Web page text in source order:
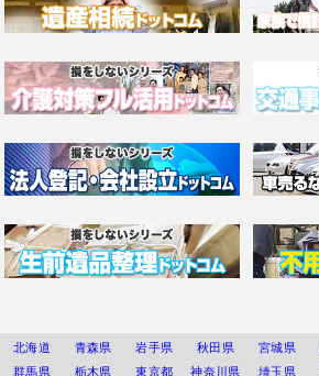
北海道 青森県 岩手県 秋田県 宮城県
群馬県
栃木県 東京都 神奈川県 埼玉県